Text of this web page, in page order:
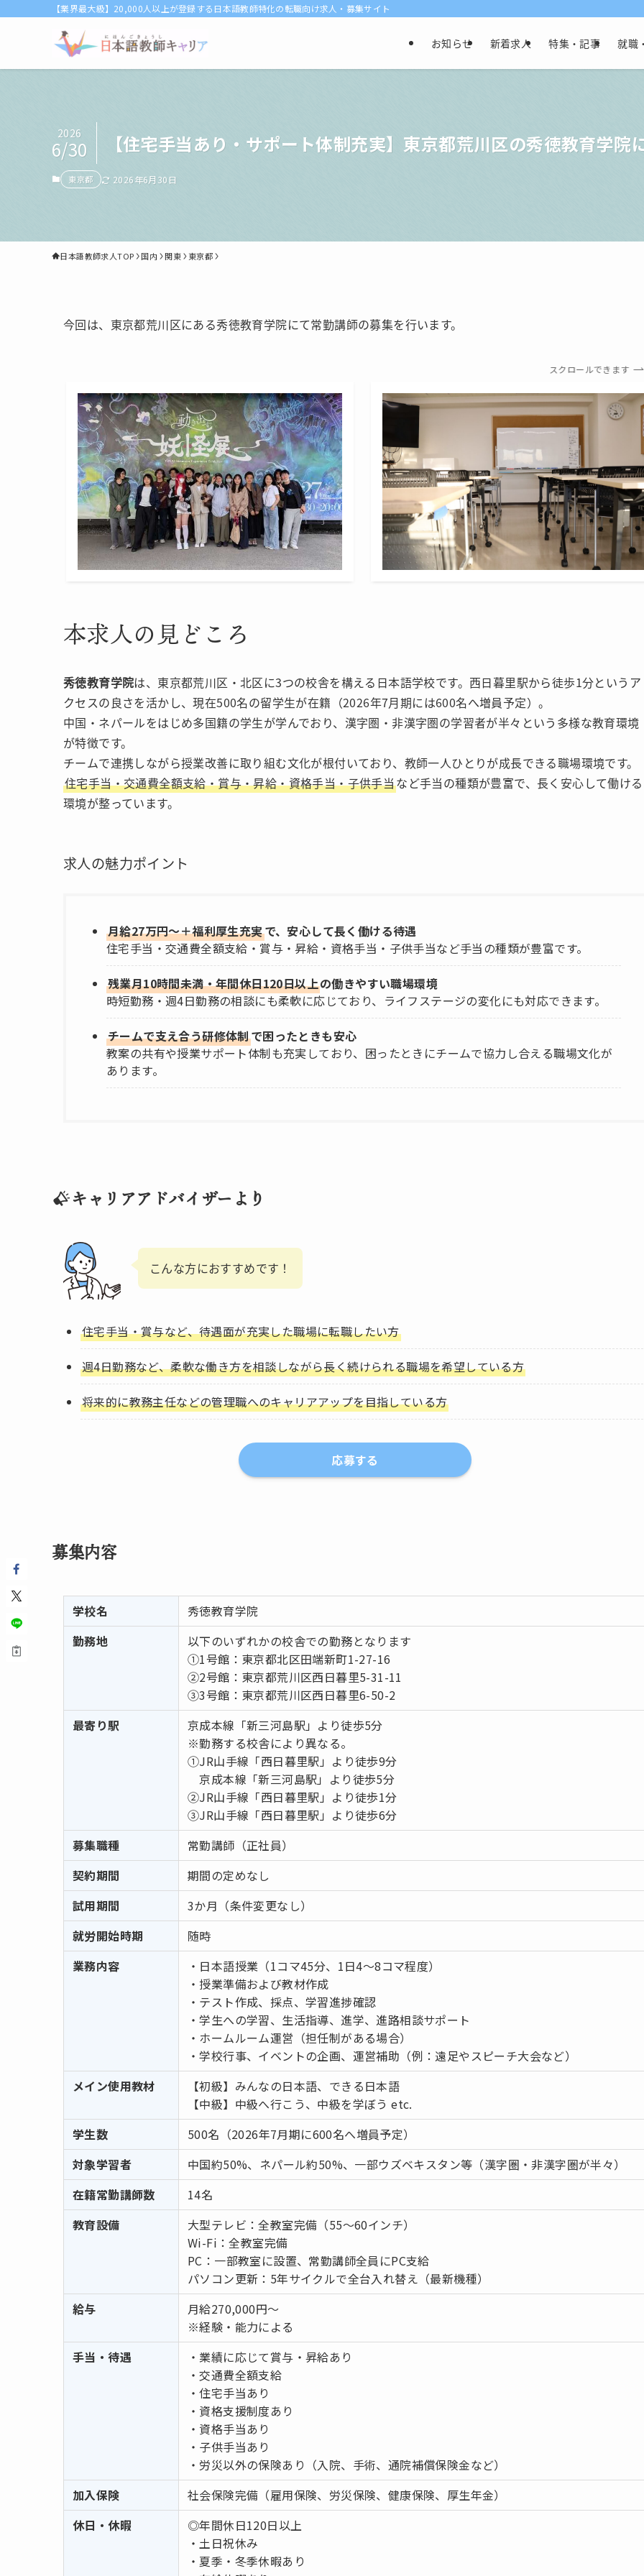
【業界最大級】20,000人以上が登録する日本語教師特化の転職向け求人・募集サイト
お知らせ 新着求人 特集・記事 就職
【住宅手当あり・サポート体制充実】東京都荒川区の秀徳教育学院
2026
6/30
東京都 2026年6月30日
日本語教師求人TOP 国内 関東 東京都
今回は、東京都荒川区にある秀徳教育学院にて常勤講師の募集を行います。
スクロールできます
本求人の見どころ
秀徳教育学院は、東京都荒川区・北区に3つの校舎を構える日本語学校です。西日暮里駅から徒歩1分というア
クセスの良さを活かし、現在500名の留学生が在籍（2026年7月期には600名へ増員予定）。
中国・ネパールをはじめ多国籍の学生が学んでおり、漢字圏・非漢字圏の学習者が半々という多様な教育環境
が特徴です。
チームで連携しながら授業改善に取り組む文化が根付いており、教師一人ひとりが成長できる職場環境です。
住宅手当・交通費全額支給・賞与・昇給・資格手当・子供手当など手当の種類が豊富で、長く安心して働ける
環境が整っています。
求人の魅力ポイント
月給27万円〜＋福利厚生充実で、安心して長く働ける待遇
住宅手当・交通費全額支給・賞与・昇給・資格手当・子供手当など手当の種類が豊富です。
残業月10時間未満・年間休日120日以上の働きやすい職場環境
時短勤務・週4日勤務の相談にも柔軟に応じており、ライフステージの変化にも対応できます。
チームで支え合う研修体制で困ったときも安心
教案の共有や授業サポート体制も充実しており、困ったときにチームで協力し合える職場文化が
あります。
キャリアアドバイザーより
こんな方におすすめです！
住宅手当・賞与など、待遇面が充実した職場に転職したい方
週4日勤務など、柔軟な働き方を相談しながら長く続けられる職場を希望している方
将来的に教務主任などの管理職へのキャリアアップを目指している方
応募する
募集内容
学校名
秀徳教育学院
勤務地
以下のいずれかの校舎での勤務となります
①1号館：東京都北区田端新町1-27-16
②2号館：東京都荒川区西日暮里5-31-11
③3号館：東京都荒川区西日暮里6-50-2
最寄り駅
京成本線「新三河島駅」より徒歩5分
※勤務する校舎により異なる。
①JR山手線「西日暮里駅」より徒歩9分
京成本線「新三河島駅」より徒歩5分
②JR山手線「西日暮里駅」より徒歩1分
③JR山手線「西日暮里駅」より徒歩6分
募集職種
常勤講師（正社員）
契約期間
期間の定めなし
試用期間
3か月（条件変更なし）
就労開始時期
随時
業務内容
・日本語授業（1コマ45分、1日4〜8コマ程度）
・授業準備および教材作成
・テスト作成、採点、学習進捗確認
・学生への学習、生活指導、進学、進路相談サポート
・ホームルーム運営（担任制がある場合）
・学校行事、イベントの企画、運営補助（例：遠足やスピーチ大会など）
メイン使用教材
【初級】みんなの日本語、できる日本語
【中級】中級へ行こう、中級を学ぼう etc.
学生数
500名（2026年7月期に600名へ増員予定）
対象学習者
中国約50%、ネパール約50%、一部ウズベキスタン等（漢字圏・非漢字圏が半々）
在籍常勤講師数
14名
教育設備
大型テレビ：全教室完備（55〜60インチ）
Wi-Fi：全教室完備
PC：一部教室に設置、常勤講師全員にPC支給
パソコン更新：5年サイクルで全台入れ替え（最新機種）
給与
月給270,000円〜
※経験・能力による
手当・待遇
・業績に応じて賞与・昇給あり
・交通費全額支給
・住宅手当あり
・資格支援制度あり
・資格手当あり
・子供手当あり
・労災以外の保険あり（入院、手術、通院補償保険金など）
加入保険
社会保険完備（雇用保険、労災保険、健康保険、厚生年金）
休日・休暇
◎年間休日120日以上
・土日祝休み
・夏季・冬季休暇あり